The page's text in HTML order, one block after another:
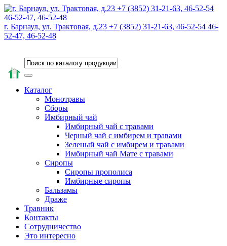
г. Барнаул, ул. Трактовая, д.23 +7 (3852) 31-21-63, 46-52-54 46-
52-47, 46-52-48
Каталог
Монотравы
Сборы
Имбирный чай
Имбирный чай с травами
Черный чай с имбирем и травами
Зеленый чай с имбирем и травами
Имбирный чай Мате с травами
Сиропы
Сиропы прополиса
Имбирные сиропы
Бальзамы
Драже
Травник
Контакты
Сотрудничество
Это интересно